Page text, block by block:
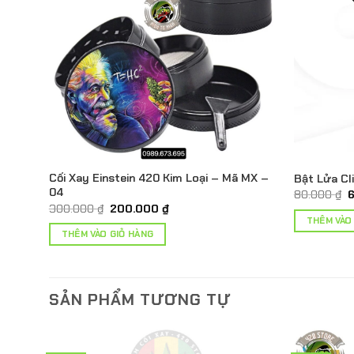
Cối Xay Einstein 420 Kim Loại – Mã MX –
04
300.000₫ Giá
là:
300.000 ₫.
200.000₫Giá
THÊM VÀO GIỎ HÀNG
Bật Lửa
80.000₫
THÊM
SẢN PHẨM TƯƠNG TỰ